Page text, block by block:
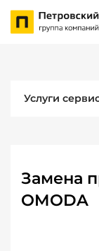
Услуги
Замена
OMODA